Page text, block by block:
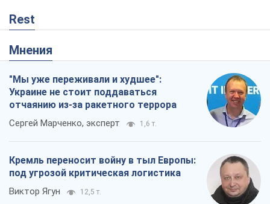
Rest
Мнения
"Мы уже переживали и худшее":
Украине не стоит поддаваться
отчаянию из-за ракетного террора
Сергей Марченко, эксперт 1,6 т.
Кремль переносит войну в тыл Европы:
под угрозой критическая логистика
Виктор Ягун 12,5 т.